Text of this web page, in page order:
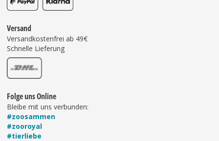
Versand
Versandkostenfrei ab 49€
Schnelle Lieferung
Folge uns Online
Bleibe mit uns verbunden:
#zoosammen
#zooroyal
#tierliebe